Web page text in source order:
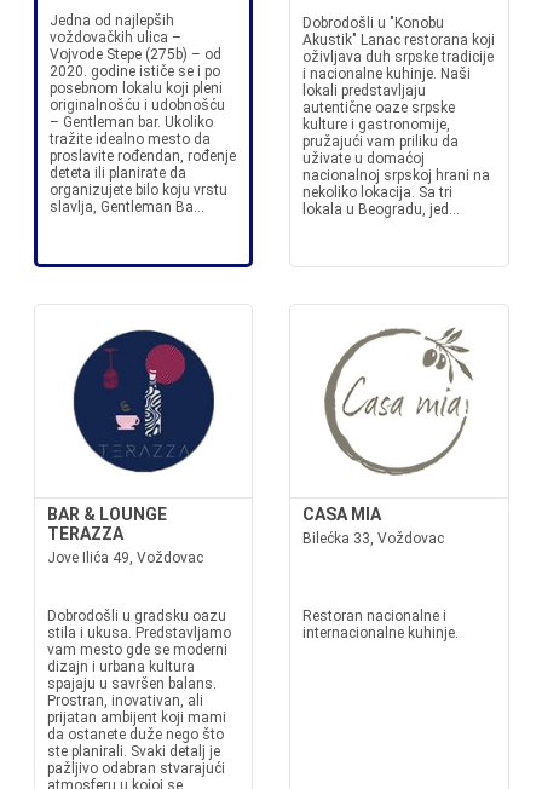
Jedna od najlepših
voždovačkih ulica –
Vojvode Stepe (275b) – od
2020. godine ističe se i po
posebnom lokalu koji pleni
originalnošću i udobnošću
– Gentleman bar. Ukoliko
tražite idealno mesto da
proslavite rođendan, rođenje
deteta ili planirate da
organizujete bilo koju vrstu
slavlja, Gentleman Ba...
Dobrodošli u "Konobu
Akustik" Lanac restorana koji
oživljava duh srpske tradicije
i nacionalne kuhinje. Naši
lokali predstavljaju
autentične oaze srpske
kulture i gastronomije,
pružajući vam priliku da
uživate u domaćoj
nacionalnoj srpskoj hrani na
nekoliko lokacija. Sa tri
lokala u Beogradu, jed...
BAR & LOUNGE
TERAZZA
Jove Ilića 49, Voždovac
Dobrodošli u gradsku oazu
stila i ukusa. Predstavljamo
vam mesto gde se moderni
dizajn i urbana kultura
spajaju u savršen balans.
Prostran, inovativan, ali
prijatan ambijent koji mami
da ostanete duže nego što
ste planirali. Svaki detalj je
pažljivo odabran stvarajući
atmosferu u kojoj se
CASA MIA
Bilećka 33, Voždovac
Restoran nacionalne i
internacionalne kuhinje.